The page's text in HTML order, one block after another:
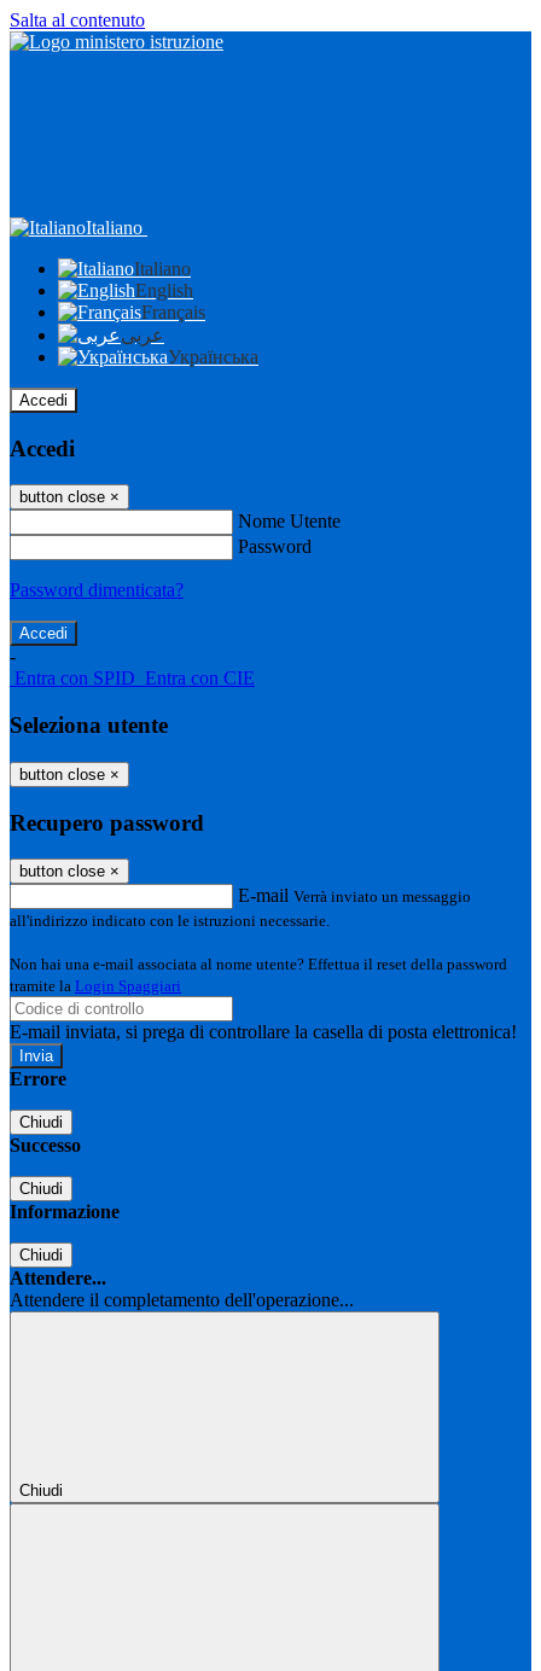
Salta al contenuto
Italiano
Italiano
English
Français
عربى
Українська
Accedi
Accedi
button close ×
Nome Utente
Password
Password dimenticata?
-
Entra con SPID Entra con CIE
Seleziona utente
button close ×
Recupero password
button close ×
E-mail Verrà inviato un messaggio
all'indirizzo indicato con le istruzioni necessarie.
Non hai una e-mail associata al nome utente? Effettua il reset della password
tramite la Login Spaggiari
E-mail inviata, si prega di controllare la casella di posta elettronica!
Errore
Chiudi
Successo
Chiudi
Informazione
Chiudi
Attendere...
Attendere il completamento dell'operazione...
Chiudi